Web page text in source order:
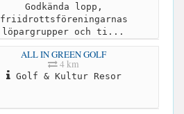
Godkända lopp,
friidrottsföreningarnas
löpargrupper och ti...
ALL IN GREEN GOLF
4 km
Golf & Kultur Resor